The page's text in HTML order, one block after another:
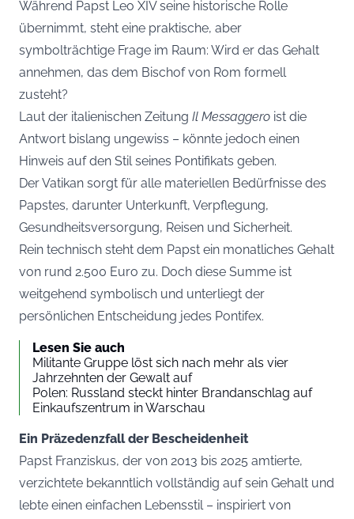
Während Papst Leo XIV seine historische Rolle
übernimmt, steht eine praktische, aber
symbolträchtige Frage im Raum: Wird er das Gehalt
annehmen, das dem Bischof von Rom formell
zusteht?
Laut der italienischen Zeitung Il Messaggero ist die
Antwort bislang ungewiss – könnte jedoch einen
Hinweis auf den Stil seines Pontifikats geben.
Der Vatikan sorgt für alle materiellen Bedürfnisse des
Papstes, darunter Unterkunft, Verpflegung,
Gesundheitsversorgung, Reisen und Sicherheit.
Rein technisch steht dem Papst ein monatliches Gehalt
von rund 2.500 Euro zu. Doch diese Summe ist
weitgehend symbolisch und unterliegt der
persönlichen Entscheidung jedes Pontifex.
Lesen Sie auch
Militante Gruppe löst sich nach mehr als vier
Jahrzehnten der Gewalt auf
Polen: Russland steckt hinter Brandanschlag auf
Einkaufszentrum in Warschau
Ein Präzedenzfall der Bescheidenheit
Papst Franziskus, der von 2013 bis 2025 amtierte,
verzichtete bekanntlich vollständig auf sein Gehalt und
lebte einen einfachen Lebensstil – inspiriert von